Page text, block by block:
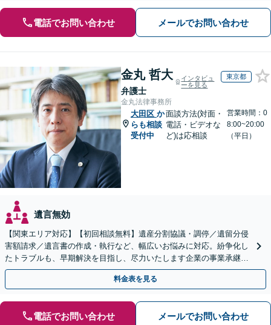
電話でお問い合わせ メールでお問い合わせ
金丸 哲大
弁護士
インタビュ
ーを見る
東京都
金丸法律事務所
大田区 か
らも相談
受付中
面談方法(対面・
電話・ビデオな
ど)は応相談
営業時間：0
8:00~20:00
（平日）
遺言無効
【関東エリア対応】【初回相談無料】遺産分割協議・調停／遺留分侵
害額請求／遺言書の作成・執行など、幅広いお悩みに対応。紛争化し
たトラブルも、早期解決を目指し、尽力いたします企業の事業承継の
お悩みもご相談ください【夜間・休日面談】【電話相談可】
料金表を見る
電話でお問い合わせ メールでお問い合わせ